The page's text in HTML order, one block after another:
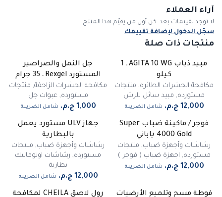
آراء العملاء
لا توجد تقييمات بعد. كن أول من يقيّم هذا المنتج.
سجّل الدخول لإضافة تقييمك
منتجات ذات صلة
مبيد ذباب AGITA 10 WG ـ 1
كيلو
مكافحة الحشرات الطائرة, منتجات
مستورده, مبيد سائل للرش
شامل الضريبة
غير متوفر
جل النمل والصراصير
المستورد Rexgel ـ 35 جرام
مكافحة الحشرات الزاحفة, منتجات
مستورده,عبوات جل
شامل الضريبة
غير متوفرفوجر / ماكينة ضباب Super
4000 Gold ياباني
رشاشات وأجهزة ضباب, منتجات
مستورده, اجهزة ضباب ( فوجر )
شامل الضريبة
جهاز ULV مستورد يعمل
بالبطارية
رشاشات وأجهزة ضباب, منتجات
مستورده, رشاشات اوتوماتيك
بطارية
شامل الضريبة
فوطة مسح وتلميع الأرضيات
رول لاصق CHEILA لمكافحة